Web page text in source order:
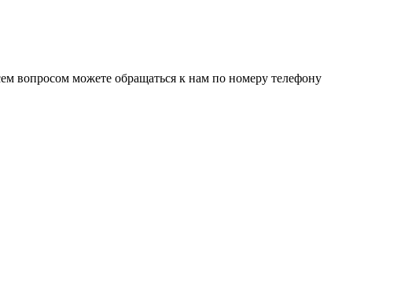
вопросом можете обращаться к нам по номеру телефону